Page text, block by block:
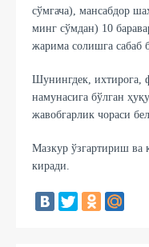
сўмгача), мансабдор
минг сўмдан) 10
жарима солишга сабаб
Шунингдек, ихтирога,
намунасига бўлган
жавобгарлик чораси
Мазкур ўзгартириш ва
киради.